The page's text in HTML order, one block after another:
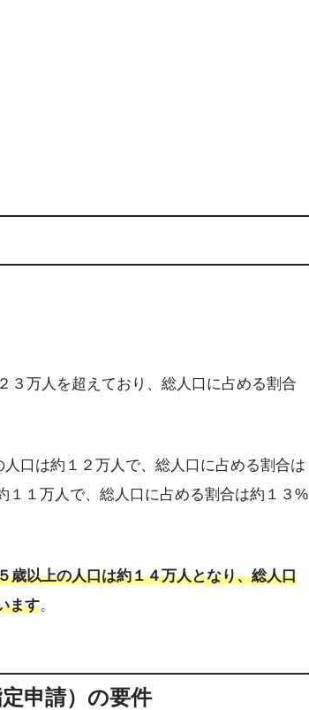
３万人を超えており、総人口に占める割合
口は約１２万人で、総人口に占める割合は
１万人で、総人口に占める割合は約１３%
歳以上の人口は約１４万人となり、総人口
ます。
申請）の要件